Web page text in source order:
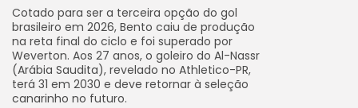
Cotado para ser a terceira opção do gol
brasileiro em 2026, Bento caiu de produção
na reta final do ciclo e foi superado por
Weverton. Aos 27 anos, o goleiro do Al-Nassr
(Arábia Saudita), revelado no Athletico-PR,
terá 31 em 2030 e deve retornar à seleção
canarinho no futuro.